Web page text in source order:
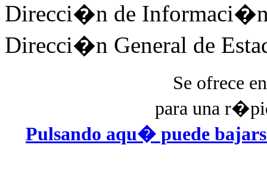
Direcci�n de
Direcci�n General de
Se ofrece
para una
Pulsando aqu� puede